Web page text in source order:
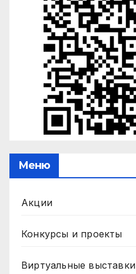
Меню
Акции
Конкурсы и проекты
Виртуальные выставки